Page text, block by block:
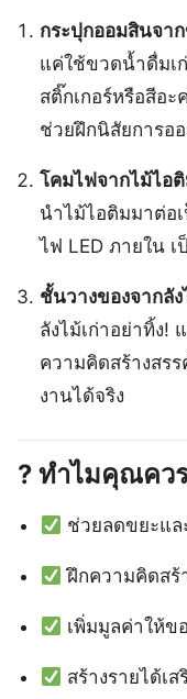
กระปุกออมสินจา
แค่ใช้ขวดน้ำดื่มเ
สติ๊กเกอร์หรือสีอะ
ช่วยฝึกนิสัยการอ
โคมไฟจากไม้ไอ
นำไม้ไอติมมาต่อ
ไฟ LED ภายใน เ
ชั้นวางของจากลัง
ลังไม้เก่าอย่าทิ้ง!
ความคิดสร้างสร
งานได้จริง
? ทำไมคุณคว
ช่วยลดขยะแล
ฝึกความคิดสร้
เพิ่มมูลค่าให้ข
สร้างรายได้เ